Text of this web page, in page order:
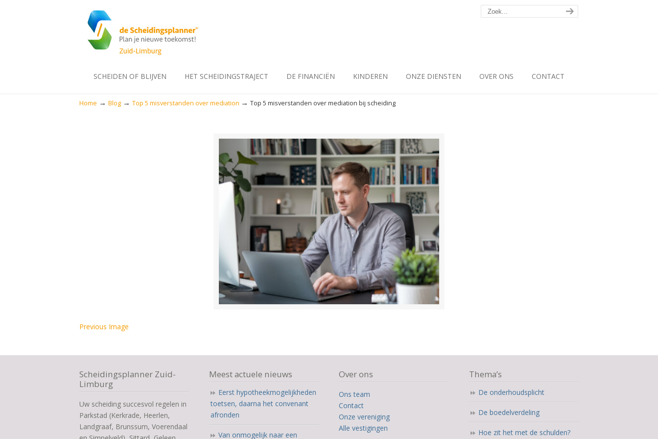
SCHEIDEN OF BLIJVEN HET SCHEIDINGSTRAJECT DE FINANCIËN KINDEREN ONZE DIENSTEN OVER ONS CONTACT
Home → Blog → Top 5 misverstanden over mediation → Top 5 misverstanden over mediation bij scheiding
Previous Image
Scheidingsplanner Zuid-
Limburg
Uw scheiding succesvol regelen in
Parkstad (Kerkrade, Heerlen,
Landgraaf, Brunssum, Voerendaal
Meest actuele nieuws
Eerst hypotheekmogelijkheden
toetsen, daarna het convenant
afronden
Van onmogelijk naar een
Over ons
Ons team
Contact
Onze vereniging
Alle vestigingen
Thema’s
De onderhoudsplicht
De boedelverdeling
Hoe zit het met de schulden?